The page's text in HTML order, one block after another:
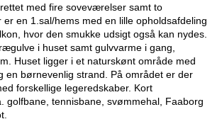
med fire soveværelser samt to
en 1.sal/hems med en lille opholdsafdeling
hvor den smukke udsigt også kan nydes.
i huset samt gulvvarme i gang,
Huset ligger i et naturskønt område med
en børnevenlig strand. På området er der
forskellige legeredskaber. Kort
golfbane, tennisbane, svømmehal, Faaborg